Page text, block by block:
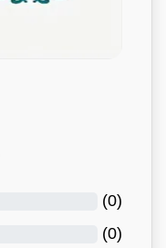
(
0
)
(
0
)